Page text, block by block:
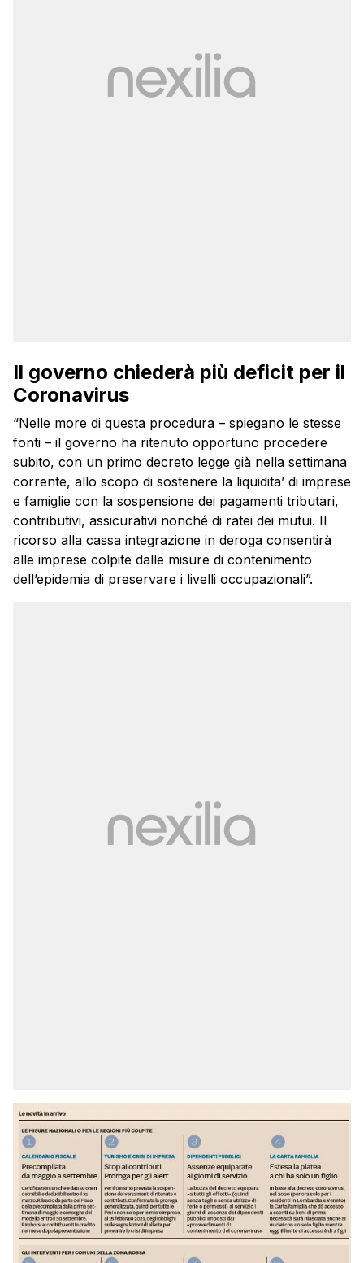
Il governo chiederà più deficit per il
Coronavirus
“Nelle more di questa procedura – spiegano le stesse
fonti – il governo ha ritenuto opportuno procedere
subito, con un primo decreto legge già nella settimana
corrente, allo scopo di sostenere la liquidita’ di imprese
e famiglie con la sospensione dei pagamenti tributari,
contributivi, assicurativi nonché di ratei dei mutui. Il
ricorso alla cassa integrazione in deroga consentirà
alle imprese colpite dalle misure di contenimento
dell’epidemia di preservare i livelli occupazionali”.